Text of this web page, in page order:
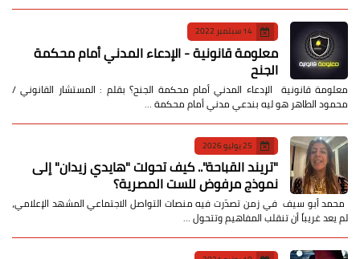
14 سبتمبر 2022
معلومة قانونية - الإدعاء المدني أمام محكمة
الجنح
معلومة قانونية الإدعاء المدني أمام محكمة الجنح؟ بقلم : المستشار القانوني /
محمود الطاهر هو ليه بندعي مدني أمام محكمة …
25 يوليو 2026
​"تريند القباحة".. كيف تحولت "هايدي زيدان" إلى
نموذج مرفوض للست المصرية؟
​ محمد أبو سيف ​في زمن تصدّرت فيه منصات التواصل الاجتماعي المشهد الإعلامي،
لم يعد غريباً أن تنقلب المفاهيم وتتحول …